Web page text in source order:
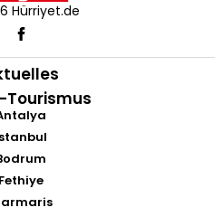
Hürriyet.de
Tourismus
Fethiye